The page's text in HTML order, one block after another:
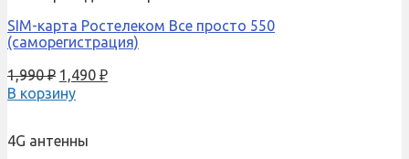
SIM-карта Ростелеком Все просто 550
(саморегистрация)
1,990₽ 1,490 ₽
В корзину
4G антенны